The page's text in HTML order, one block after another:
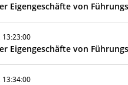
Eigengeschäfte von
13:23:00
Eigengeschäfte von
13:34:00